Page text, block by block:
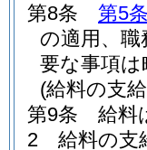
第8条
第5
の適用、職
要な事項
(給料の支
第9条
給料
2
給料の支